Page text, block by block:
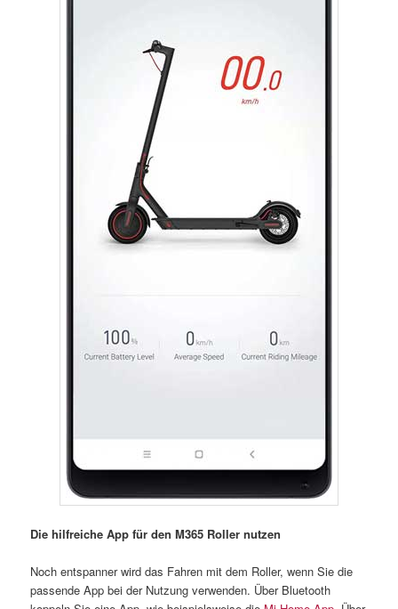
Die hilfreiche App für den M365 Roller nutzen
Noch entspanner wird das Fahren mit dem Roller, wenn Sie die
passende App bei der Nutzung verwenden. Über Bluetooth